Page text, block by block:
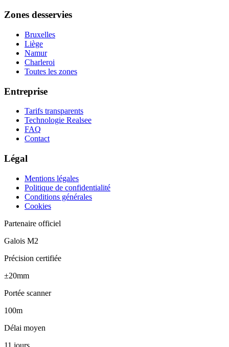
Zones desservies
Bruxelles
Liège
Namur
Charleroi
Toutes les zones
Entreprise
Tarifs transparents
Technologie Realsee
FAQ
Contact
Légal
Mentions légales
Politique de confidentialité
Conditions générales
Cookies
Partenaire officiel
Galois M2
Précision certifiée
±20mm
Portée scanner
100m
Délai moyen
11 jours